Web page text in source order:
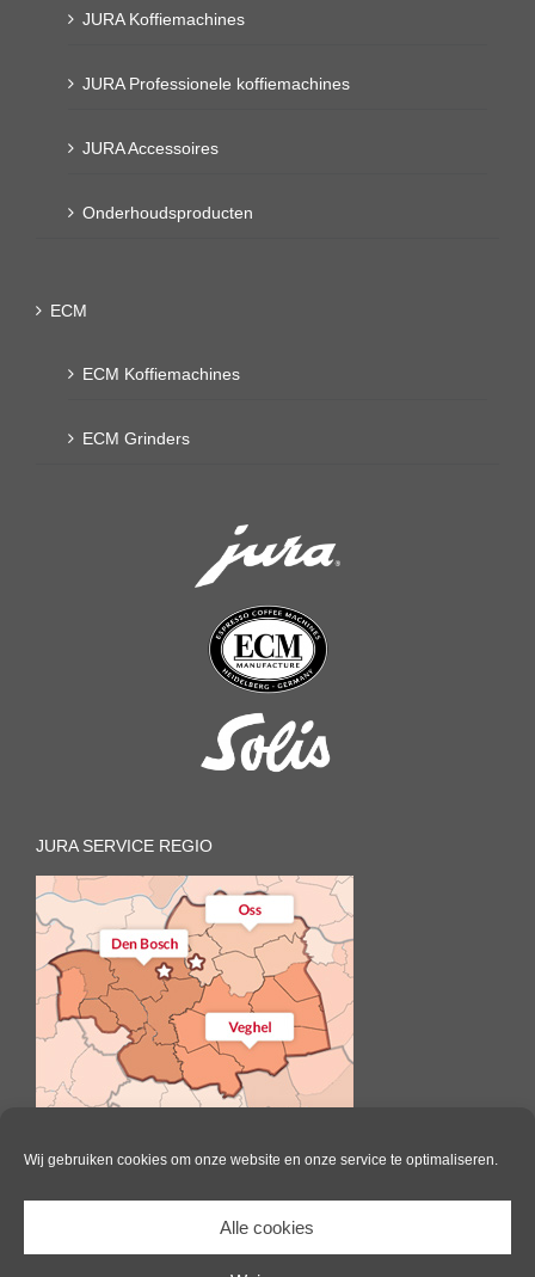
Wij gebruiken cookies om onze website en onze service te optimaliseren.
Alle cookies
JURA Koffiemachines
JURA Professionele koffiemachines
JURA Accessoires
Onderhoudsproducten
ECM
ECM Koffiemachines
ECM Grinders
JURA SERVICE REGIO
Il Caffè | All Rights Reserved |Website door Pink Raven|Algemene
voorwaarden|